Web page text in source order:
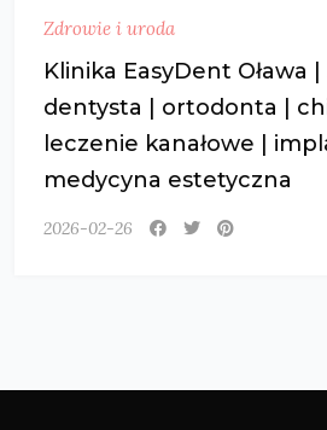
Zdrowie i uroda
Klinika EasyDent Oława
dentysta | ortodonta |
leczenie kanałowe |
medycyna estetyczna
2026-02-26